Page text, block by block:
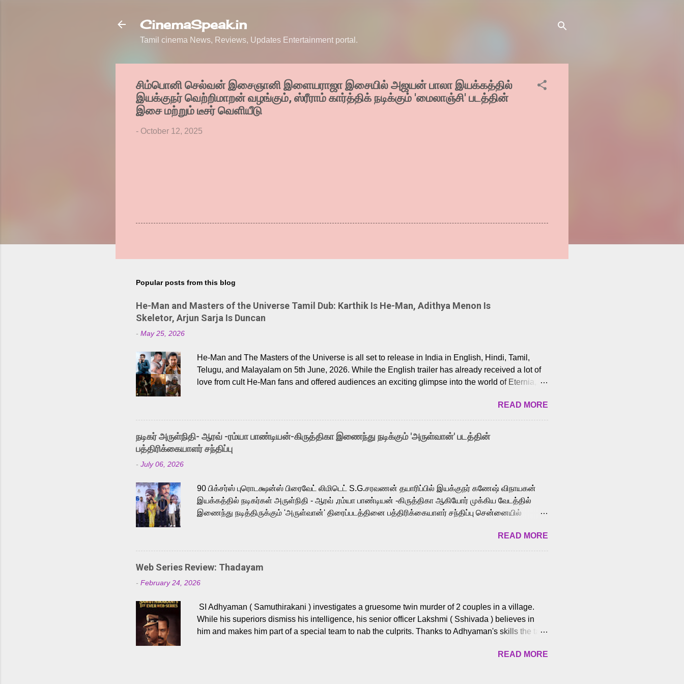
CinemaSpeak.in
Tamil cinema News, Reviews, Updates Entertainment portal.
சிம்பொனி செல்வன் இசைஞானி இளையராஜா இசையில் அஜயன் பாலா இயக்கத்தில்
இயக்குநர் வெற்றிமாறன் வழங்கும், ஸ்ரீராம் கார்த்திக் நடிக்கும் 'மைலாஞ்சி' படத்தின்
இசை மற்றும் டீசர் வெளியீடு
- October 12, 2025
Popular posts from this blog
He-Man and Masters of the Universe Tamil Dub: Karthik Is He-Man, Adithya Menon Is
Skeletor, Arjun Sarja Is Duncan
- May 25, 2026
He-Man and The Masters of the Universe is all set to release in India in English, Hindi, Tamil,
Telugu, and Malayalam on 5th June, 2026. While the English trailer has already received a lot of
love from cult He-Man fans and offered audiences an exciting glimpse into the world of Eternia,
Adding to the growing buzz is the film’s powerful Tamil voice cast led by celebrated playback
singer Karthik, who lends his voice to the iconic superhero He-Man. Known for memorable songs
like “Behene De” from Raavan, “Oru Maalai” from Ghajini, and “Mun Andhi” from 7 Aum Arivu,
Karthik is loved for his versatile voice and strong command over multiple languages, making him
a strong fit for the legendary character. Adithya Menon, known for portraying memorable
READ MORE
நடிகர் அருள்நிதி- ஆரவ் -ரம்யா பாண்டியன்-கிருத்திகா இணைந்து நடிக்கும் 'அருள்வான்' படத்தின்
பத்திரிக்கையாளர் சந்திப்பு
- July 06, 2026
90 பிக்சர்ஸ் புரொடக்ஷன்ஸ் பிரைவேட் லிமிடெட் S.G.சரவணன் தயாரிப்பில் இயக்குநர் கணேஷ் விநாயகன்
இயக்கத்தில் நடிகர்கள் அருள்நிதி - ஆரவ் ,ரம்யா பாண்டியன் -கிருத்திகா ஆகியோர் முக்கிய வேடத்தில்
இணைந்து நடித்திருக்கும் 'அருள்வான்' திரைப்படத்தினை பத்திரிக்கையாளர் சந்திப்பு சென்னையில்
அருள்நிதி, ஆரவ், காளி வெங்கட், ரம்யா பாண்டியன், வி டி வி கணேஷ் , ஜான் விஜய், பேபி கிருத்திகா,
'பருத்திவீரன்' சரவணன், ஹரிஷ் உத்தமன் உள்ளிட்ட பலர் நடித்திருக்கிறார்கள். எம். சுகுமார் ஒளிப்பதிவு
செய்திருக்கும் இந்த திரைப்படத்திற்கு ஜீ. வி. பிரகாஷ் குமார் இசையமைத்திருக்கிறார். லால்குடி
இளையராஜா கலை இயக்கத்தை கவனிக்க.. லாரன்ஸ் கிஷோர் படத் தொகுப்பு பணிகளை
மேற்கொண்டிருக்கிறார். கல்வியின் அவசியத்தை வலியுறுத்தி தயாராகி இருக்கும் இந்தத் திரைப்படத்தை 90
இப்படத்தை சக்தி பிலிம் ஃபேக்டரி நிறுவனம் சார்பில் சக்திவேலன் வழங...
READ MORE
Web Series Review: Thadayam
- February 24, 2026
SI Adhyaman ( Samuthirakani ) investigates a gruesome twin murder of 2 couples in a village.
While his superiors dismiss his intelligence, his senior officer Lakshmi ( Sshivada ) believes in
him and makes him part of a special team to nab the culprits. Thanks to Adhyaman's skills the task
begin to dig deeper, several layers emerge which link the case to events dating back to 1995.
READ MORE